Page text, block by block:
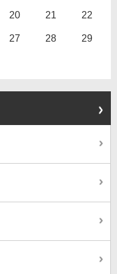
20 21 22
27 28 29